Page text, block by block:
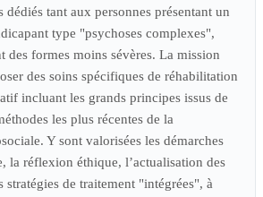
dédiés tant aux personnes présentant un
type "psychoses complexes",
des formes moins sévères. La mission
des soins spécifiques de réhabilitation
incluant les grands principes issus de
les plus récentes de la
Y sont valorisées les démarches
la réflexion éthique, l’actualisation des
stratégies de traitement "intégrées", à